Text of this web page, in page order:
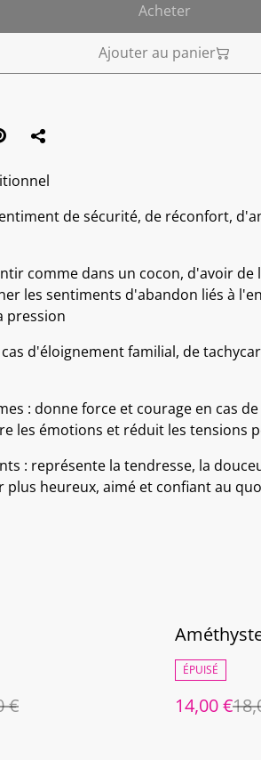
Acheter
Ajouter au panier
de sécurité, de réconfort,
comme dans un cocon, d'avoir de
les sentiments d'abandon liés à
pression
d'éloignement familial, de
: donne force et courage en cas
les émotions et réduit les tensions
: représente la tendresse, la
plus heureux, aimé et confiant au
€
%
ÉPUISÉ
14,00 €